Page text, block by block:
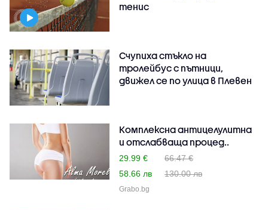
тенис
Счупиха стъкло на
тролейбус с пътници,
движел се по улица в Плевен
Комплексна антицелулитна
и отслабваща процед..
29.99 €
66.47 €
58.66 лв
130.00 лв
Grabo.bg